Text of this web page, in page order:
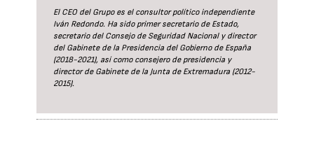
El CEO del Grupo es el consultor político independiente
Iván Redondo. Ha sido primer secretario de Estado,
secretario del Consejo de Seguridad Nacional y director
del Gabinete de la Presidencia del Gobierno de España
(2018-2021), así como consejero de presidencia y
director de Gabinete de la Junta de Extremadura (2012-
2015).